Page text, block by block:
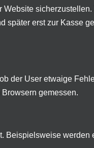
später erst zur Kasse
der User etwaige
gemessen.
Beispielsweise